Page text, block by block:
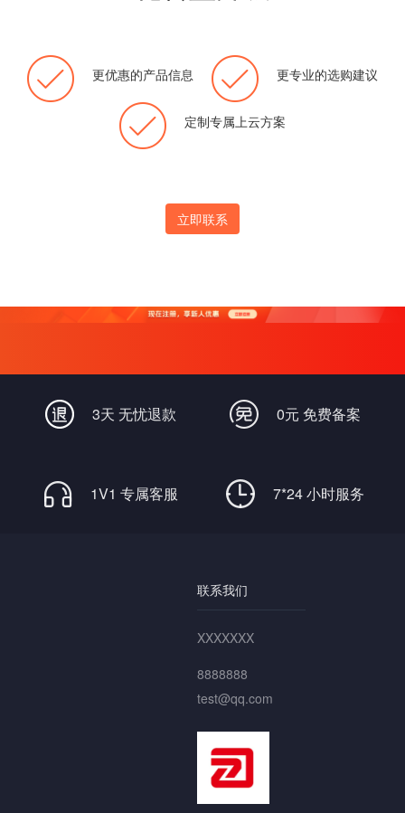
更优惠的产品信息 更专业的选购建议
定制专属上云方案
立即联系
3天 无忧退款 0元 免费备案
1V1 专属客服 7*24 小时服务
联系我们
XXXXXXX
8888888
test@qq.com